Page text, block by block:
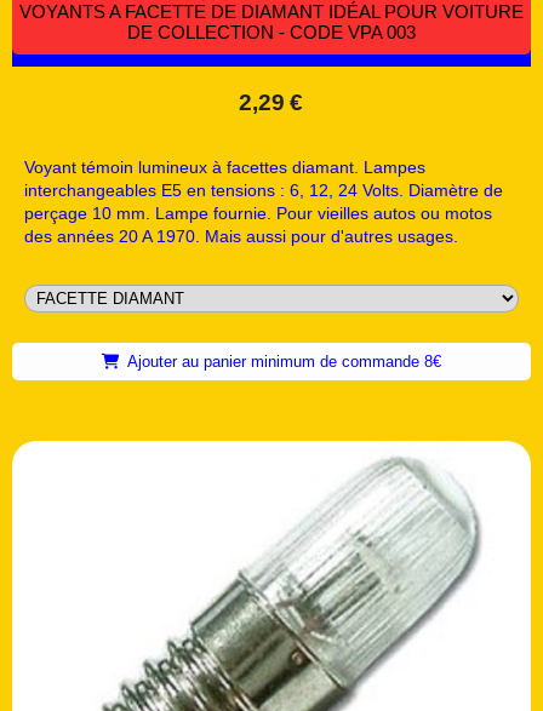
VOYANTS A FACETTE DE DIAMANT IDÉAL POUR VOITURE
DE COLLECTION - CODE VPA 003
2,29 €
Voyant témoin lumineux à facettes diamant. Lampes
interchangeables E5 en tensions : 6, 12, 24 Volts. Diamètre de
perçage 10 mm. Lampe fournie. Pour vieilles autos ou motos
des années 20 A 1970. Mais aussi pour d'autres usages.
Ajouter au panier minimum de commande 8€